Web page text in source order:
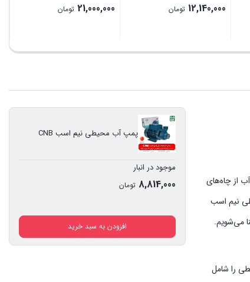
12,140,000 تومان
بستن
21,000,000 تومان
بستن
از چاه‌های
نیم اسب
می‌شویم.
را شامل
پمپ آب محیطی نیم اسب CNB
موجود در انبار
8,814,000 تومان
افزودن به سبد خرید